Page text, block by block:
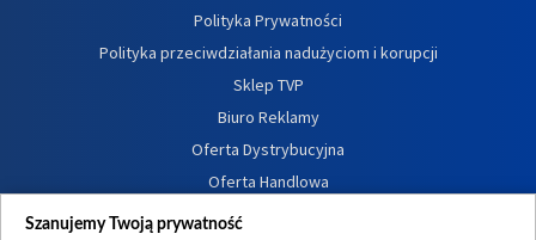
Polityka Prywatności
Polityka przeciwdziałania nadużyciom i korupcji
Sklep TVP
Biuro Reklamy
Oferta Dystrybucyjna
Oferta Handlowa
Dostępność
Szanujemy Twoją prywatność